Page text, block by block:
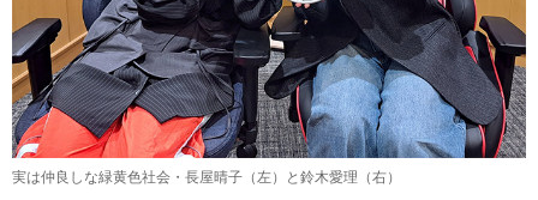
実は仲良しな緑黄色社会・長屋晴子（左）と鈴木愛理（右）